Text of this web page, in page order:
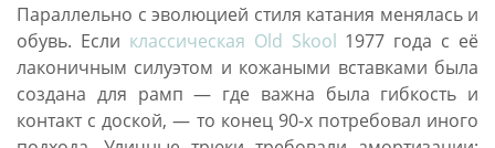
Параллельно с эволюцией стиля катания менялась и
обувь. Если классическая Old Skool 1977 года с её
лаконичным силуэтом и кожаными вставками была
создана для рамп — где важна была гибкость и
контакт с доской, — то конец 90-х потребовал иного